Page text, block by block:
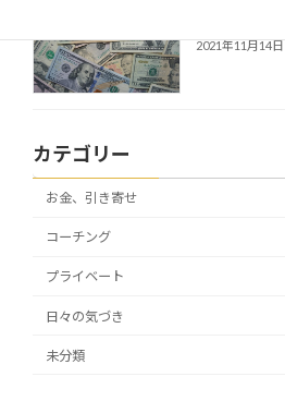
2021年11月14日
カテゴリー
お金、引き寄せ
コーチング
プライベート
日々の気づき
未分類